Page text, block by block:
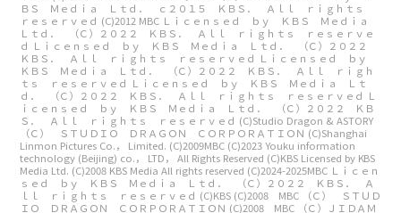
ＢＳ Ｍｅｄｉａ Ｌｔｄ． ｃ２０１５ ＫＢＳ． Ａｌｌ ｒｉｇｈｔｓ
ｒｅｓｅｒｖｅｄ (C)2012 MBC Ｌｉｃｅｎｓｅｄ ｂｙ ＫＢＳ Ｍｅｄｉａ
Ｌｔｄ． （Ｃ）２０２２ ＫＢＳ． Ａｌｌ ｒｉｇｈｔｓ ｒｅｓｅｒｖｅ
ｄ Ｌｉｃｅｎｓｅｄ ｂｙ ＫＢＳ Ｍｅｄｉａ Ｌｔｄ． （Ｃ）２０２２
ＫＢＳ． Ａｌｌ ｒｉｇｈｔｓ ｒｅｓｅｒｖｅｄ Ｌｉｃｅｎｓｅｄ ｂｙ
ＫＢＳ Ｍｅｄｉａ Ｌｔｄ． （Ｃ）２０２２ ＫＢＳ． Ａｌｌ ｒｉｇｈ
ｔｓ ｒｅｓｅｒｖｅｄ Ｌｉｃｅｎｓｅｄ ｂｙ ＫＢＳ Ｍｅｄｉａ Ｌｔ
ｄ． （Ｃ）２０２２ ＫＢＳ． Ａｌｌ ｒｉｇｈｔｓ ｒｅｓｅｒｖｅｄ Ｌ
ｉｃｅｎｓｅｄ ｂｙ ＫＢＳ Ｍｅｄｉａ Ｌｔｄ． （Ｃ）２０２２ ＫＢ
Ｓ． Ａｌｌ ｒｉｇｈｔｓ ｒｅｓｅｒｖｅｄ (C)Studio Dragon & ASTORY
（Ｃ） ＳＴＵＤＩＯ ＤＲＡＧＯＮ ＣＯＲＰＯＲＡＴＩＯＮ (C)Shanghai
Linmon Pictures Co.， Limited. (C)2009MBC (C)2023 Youku information
technology (Beijing) co.， LTD， All Rights Reserved (C)KBS Licensed by KBS
Media Ltd. (C)2008 KBS Media All rights reserved (C)2024-2025MBC Ｌｉｃｅｎ
ｓｅｄ ｂｙ ＫＢＳ Ｍｅｄｉａ Ｌｔｄ． （Ｃ）２０２２ ＫＢＳ． Ａ
ｌｌ ｒｉｇｈｔｓ ｒｅｓｅｒｖｅｄ (C)KBS (C)2008 MBC
（Ｃ） ＳＴＵＤ
ＩＯ ＤＲＡＧＯＮ ＣＯＲＰＯＲＡＴＩＯＮ (C)2008 MBC
（Ｃ）ＪＩＤＡＭ